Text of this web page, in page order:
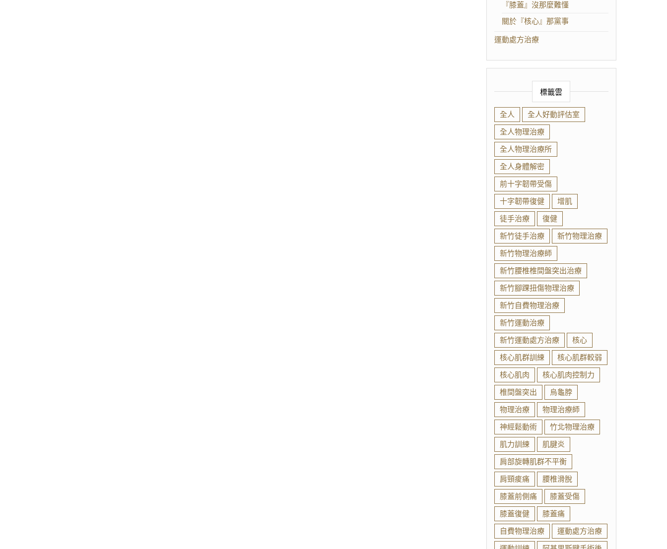
『膝蓋』沒那麼難懂
關於『核心』那黨事
運動處方治療
標籤雲
全人
全人好動評估室
全人物理治療
全人物理治療所
全人身體解密
前十字韌帶受傷
十字韌帶復健
增肌
徒手治療
復健
新竹徒手治療
新竹物理治療
新竹物理治療師
新竹腰椎椎間盤突出治療
新竹腳踝扭傷物理治療
新竹自費物理治療
新竹運動治療
新竹運動處方治療
核心
核心肌群訓練
核心肌群較弱
核心肌肉
核心肌肉控制力
椎間盤突出
烏龜脖
物理治療
物理治療師
神經鬆動術
竹北物理治療
肌力訓練
肌腱炎
肩部旋轉肌群不平衡
肩頸痠痛
腰椎滑脫
膝蓋前側痛
膝蓋受傷
膝蓋復健
膝蓋痛
自費物理治療
運動處方治療